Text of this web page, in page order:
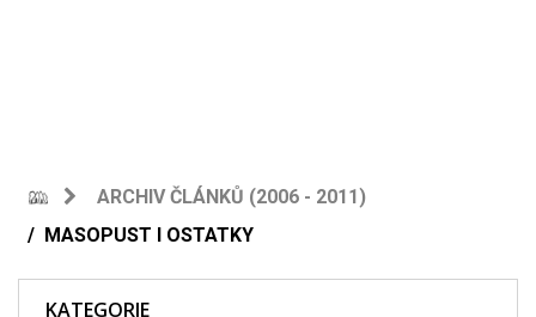
ARCHIV ČLÁNKŮ (2006 - 2011)
MASOPUST I OSTATKY
KATEGORIE